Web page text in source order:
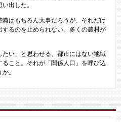
出した。
はもちろん大事だろうが、それだけ
るのを止められない。多くの農村が
い」と思わせる、都市にはない地域
こと。それが「関係人口」を呼び込
。